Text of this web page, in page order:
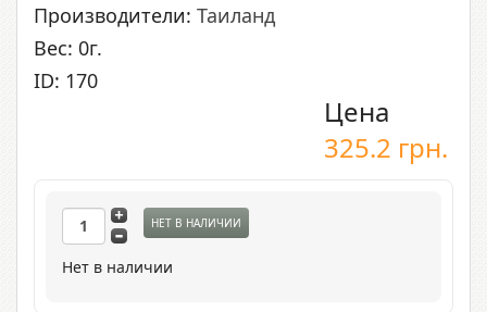
Производители: Таиланд
Вес: 0г.
ID: 170
Цена
325.2 грн.
НЕТ В НАЛИЧИИ
Нет в наличии